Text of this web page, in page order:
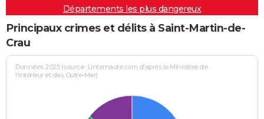
Départements les plus dangereux
Principaux crimes et délits à Saint-Martin-de-
Crau
Données 2025 (source : Linternaute.com d'après le Ministère de
l'Intérieur et des Outre-Mer)